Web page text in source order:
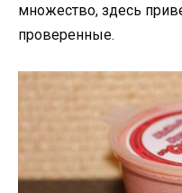
множество, здесь
проверенные.